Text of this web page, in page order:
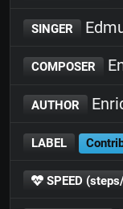
SINGER
COMPOSER
AUTHOR
LABEL
SPEED